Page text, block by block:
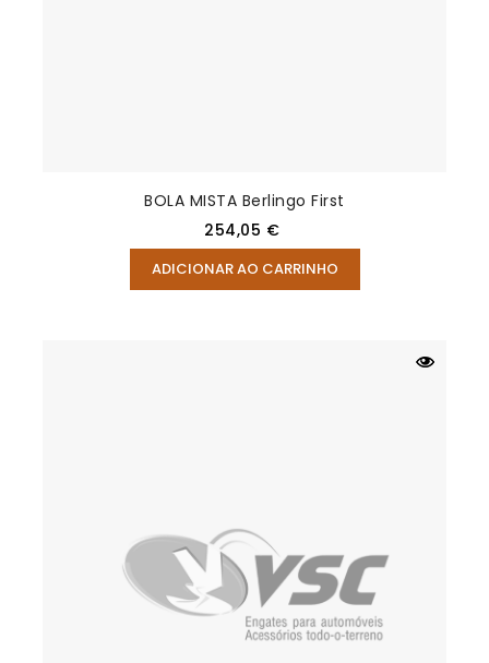
BOLA MISTA Berlingo First
Preço
254,05 €
ADICIONAR AO CARRINHO